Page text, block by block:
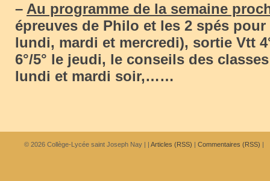
– Au programme de la semaine
épreuves de Philo et les 2 spés
lundi, mardi et mercredi), sortie Vtt
6°/5° le jeudi, le conseils des
lundi et mardi soir,……
© 2026 Collège-Lycée saint Joseph Nay | | Articles (RSS) | Commentaires (RSS) |